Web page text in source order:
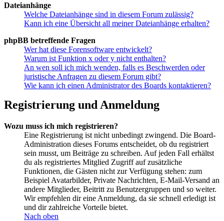
Dateianhänge
Welche Dateianhänge sind in diesem Forum zulässig?
Kann ich eine Übersicht all meiner Dateianhänge erhalten?
phpBB betreffende Fragen
Wer hat diese Forensoftware entwickelt?
Warum ist Funktion x oder y nicht enthalten?
An wen soll ich mich wenden, falls es Beschwerden oder
juristische Anfragen zu diesem Forum gibt?
Wie kann ich einen Administrator des Boards kontaktieren?
Registrierung und Anmeldung
Wozu muss ich mich registrieren?
Eine Registrierung ist nicht unbedingt zwingend. Die Board-
Administration dieses Forums entscheidet, ob du registriert
sein musst, um Beiträge zu schreiben. Auf jeden Fall erhältst
du als registriertes Mitglied Zugriff auf zusätzliche
Funktionen, die Gästen nicht zur Verfügung stehen: zum
Beispiel Avatarbilder, Private Nachrichten, E-Mail-Versand an
andere Mitglieder, Beitritt zu Benutzergruppen und so weiter.
Wir empfehlen dir eine Anmeldung, da sie schnell erledigt ist
und dir zahlreiche Vorteile bietet.
Nach oben